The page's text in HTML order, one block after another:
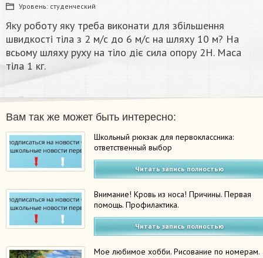
Уровень: студенческий
Яку роботу яку треба виконати для збільшення
швидкості тіла з 2 м/с до 6 м/с на шляху 10 м? На
всьому шляху руху на тіло діє сила опору 2Н. Маса
тіла 1 кг.
Вам так же может быть интересно:
Школьный рюкзак для первоклассника:
ответственный выбор
Читать запись полностью
Внимание! Кровь из носа! Причины. Первая
помощь. Профилактика.
Читать запись полностью
Мое любимое хобби. Рисование по номерам.